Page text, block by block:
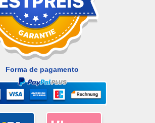
Forma de pagamento